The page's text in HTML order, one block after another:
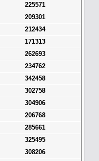
225571
209301
212434
171313
262693
234762
342458
302758
304906
206768
285661
325495
308206